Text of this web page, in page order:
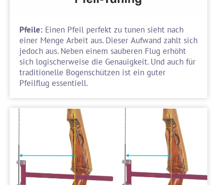
Pfeile: Einen Pfeil perfekt zu tunen sieht nach
einer Menge Arbeit aus. Dieser Aufwand zahlt sich
jedoch aus. Neben einem sauberen Flug erhöht
sich logischerweise die Genauigkeit. Und auch für
traditionelle Bogenschützen ist ein guter
Pfeilflug essentiell.